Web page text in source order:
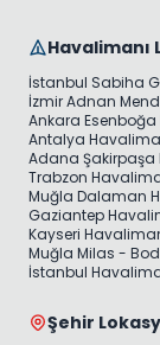
Havalimanı
İstanbul Sabiha
İzmir Adnan
Ankara
Antalya
Adana Şakirpaşa
Trabzon
Muğla Dalaman
Gaziantep
Kayseri
Muğla Milas -
İstanbul
Şehir